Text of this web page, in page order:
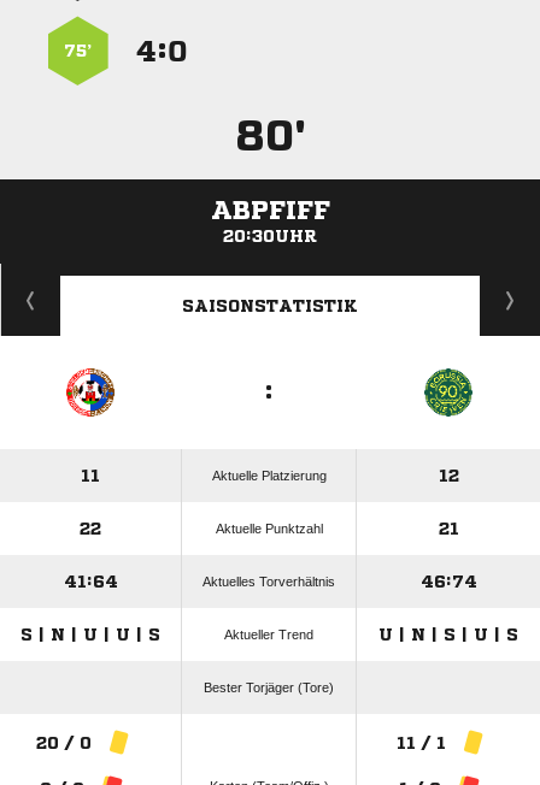
:
75’
80'
ABPFIFF
20:30UHR
ANZEIGE
SAISONSTATISTIK
:
11 Aktuelle Platzierung 12
22 Aktuelle Punktzahl 21
41:64 Aktuelles Torverhältnis 46:74
S | N | U | U | S Aktueller Trend U | N | S | U | S
Bester Torjäger (Tore)
20 / 0 11 / 1